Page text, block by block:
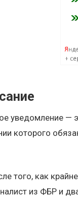
уведомление —
которого
того, как
из ФБР и